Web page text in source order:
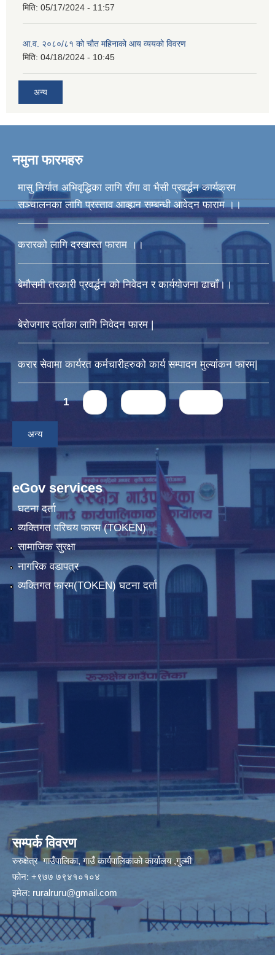
मिति: 05/17/2024 - 11:57
आ.व. २०८०/८१ को चौत महिनाको आय व्ययको विवरण
मिति: 04/18/2024 - 10:45
अन्य
नमुना फारमहरु
मासु निर्यात अभिवृद्धिका लागि राँगा वा भैसी प्रवर्द्धन कार्यक्रम
सञ्चालनका लागि प्रस्ताव आव्ह्यन सम्बन्धी आवेदन फाराम ।।
करारको लागि दरखास्त फाराम ।।
बेमौसमी तरकारी प्रवर्द्धन को निवेदन र कार्ययोजना ढाचाँ।।
बेरोजगार दर्ताका लागि निवेदन फारम |
करार सेवामा कार्यरत कर्मचारीहरुको कार्य सम्पादन मुल्यांकन फारम|
Pages1
अन्य
eGov services
घटना दर्ता
व्यक्तिगत परिचय फारम (TOKEN)
सामाजिक सुरक्षा
नागरिक वडापत्र
व्यक्तिगत फारम(TOKEN) घटना दर्ता
सम्पर्क विवरण
रुरुक्षेत्र गाउँपालिका, गाउँ कार्यपालिकाको कार्यालय ,गुल्मी
फोन: +९७७ ७९४१०१०४
इमेल: ruralruru@gmail.com